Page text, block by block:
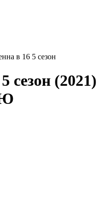
в 16 5 сезон
сезон (2021)
Ю